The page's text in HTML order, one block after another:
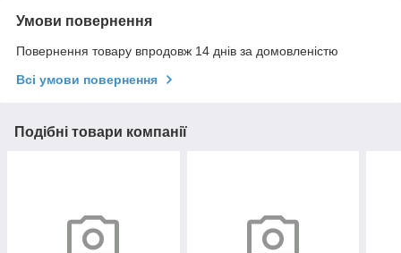
Умови повернення
Повернення товару впродовж 14 днів за домовленістю
Всі умови повернення
Подібні товари компанії